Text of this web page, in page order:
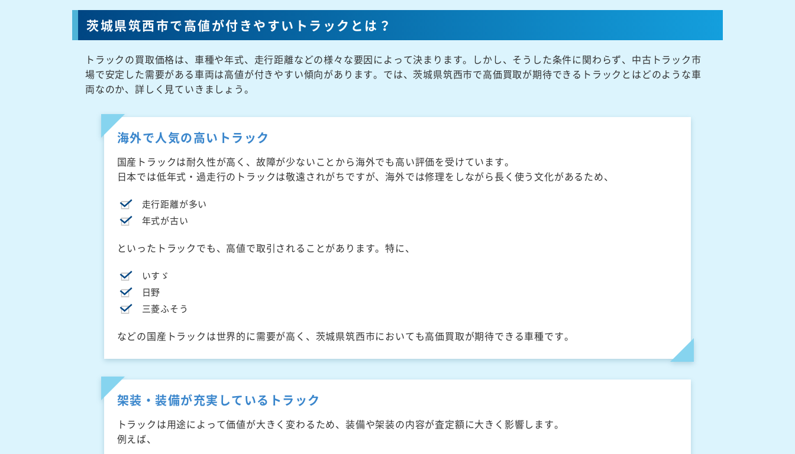
茨城県筑西市で高値が付きやすいトラックとは？
トラックの買取価格は、車種や年式、走行距離などの様々な要因によって決まります。しかし、そうした条件に関わらず、中古トラック市
場で安定した需要がある車両は高値が付きやすい傾向があります。では、茨城県筑西市で高価買取が期待できるトラックとはどのような車
両なのか、詳しく見ていきましょう。
海外で人気の高いトラック
国産トラックは耐久性が高く、故障が少ないことから海外でも高い評価を受けています。
日本では低年式・過走行のトラックは敬遠されがちですが、海外では修理をしながら長く使う文化があるため、
走行距離が多い
年式が古い
といったトラックでも、高値で取引されることがあります。特に、
いすゞ
日野
三菱ふそう
などの国産トラックは世界的に需要が高く、茨城県筑西市においても高価買取が期待できる車種です。
架装・装備が充実しているトラック
トラックは用途によって価値が大きく変わるため、装備や架装の内容が査定額に大きく影響します。
例えば、